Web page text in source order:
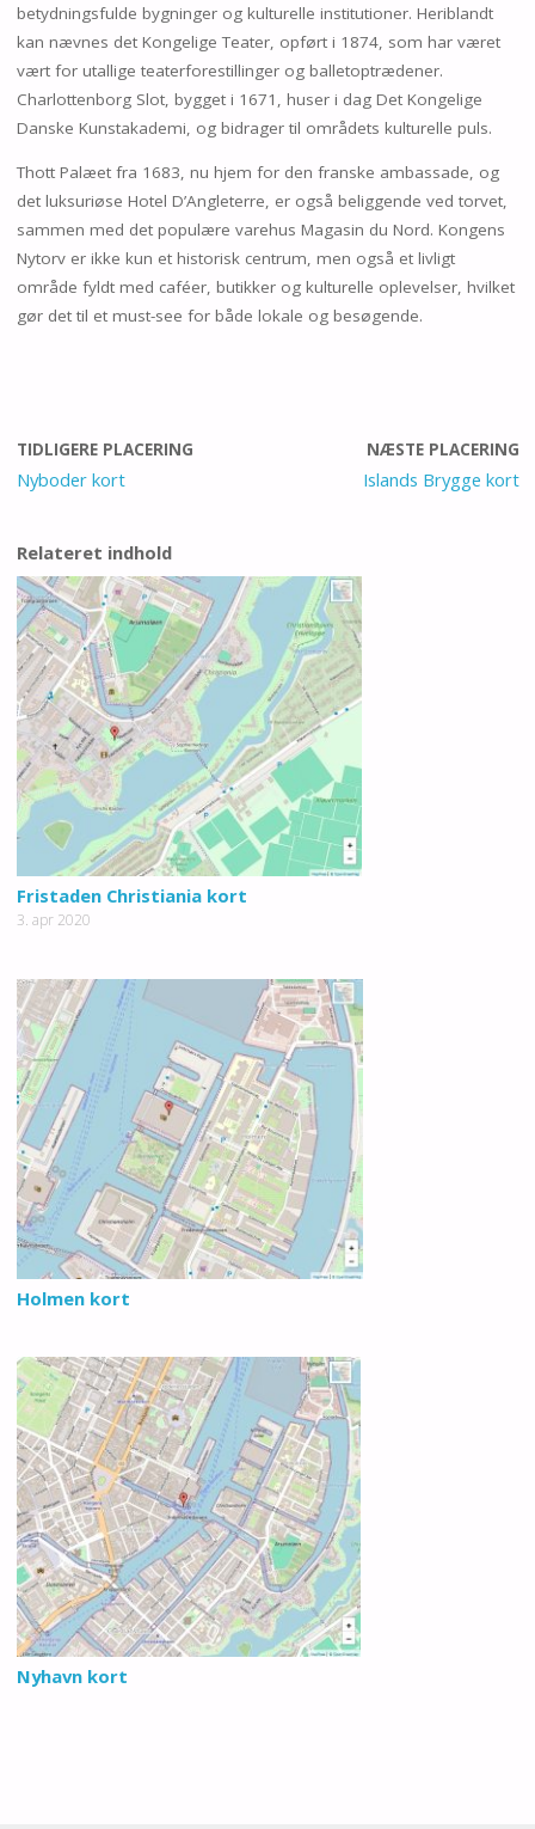
betydningsfulde bygninger og kulturelle institutioner. Heriblandt
kan nævnes det Kongelige Teater, opført i 1874, som har været
vært for utallige teaterforestillinger og balletoptrædener.
Charlottenborg Slot, bygget i 1671, huser i dag Det Kongelige
Danske Kunstakademi, og bidrager til områdets kulturelle puls.
Thott Palæet fra 1683, nu hjem for den franske ambassade, og
det luksuriøse Hotel D’Angleterre, er også beliggende ved torvet,
sammen med det populære varehus Magasin du Nord. Kongens
Nytorv er ikke kun et historisk centrum, men også et livligt
område fyldt med caféer, butikker og kulturelle oplevelser, hvilket
gør det til et must-see for både lokale og besøgende.
TIDLIGERE PLACERING
Nyboder kort
NÆSTE PLACERING
Islands Brygge kort
Relateret indhold
Fristaden Christiania kort
3. apr 2020
Holmen kort
Nyhavn kort